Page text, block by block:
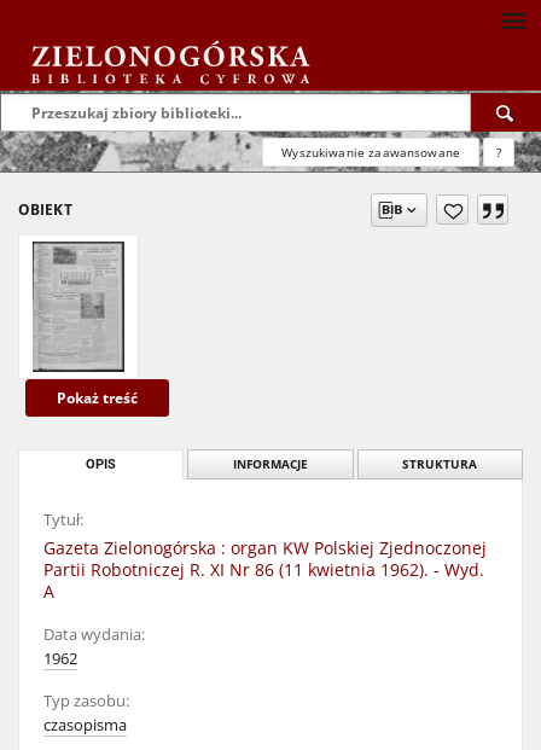
Wyszukiwanie zaawansowane ?
OBIEKT
Pokaż treść
OPIS INFORMACJE STRUKTURA
Tytuł:
Gazeta Zielonogórska : organ KW Polskiej Zjednoczonej
Partii Robotniczej R. XI Nr 86 (11 kwietnia 1962). - Wyd.
A
Data wydania:
1962
Typ zasobu:
czasopisma